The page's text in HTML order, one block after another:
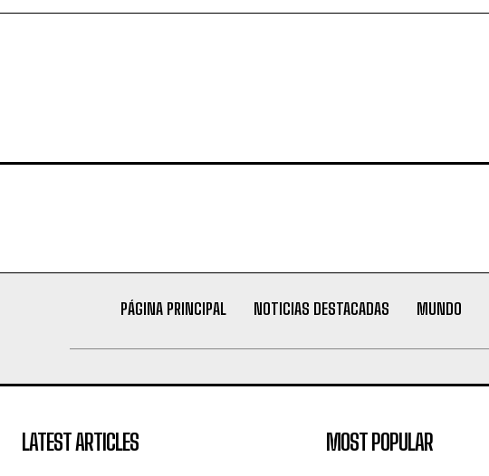
PÁGINA PRINCIPAL NOTICIAS DESTACADAS MUNDO
LATEST ARTICLES MOST POPULAR